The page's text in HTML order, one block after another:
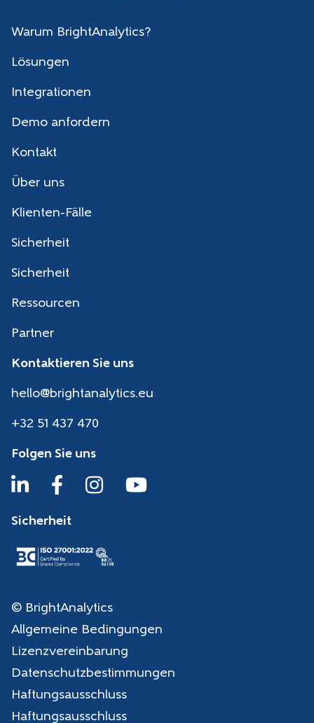
Warum BrightAnalytics?
Lösungen
Integrationen
Demo anfordern
Kontakt
Über uns
Klienten-Fälle
Sicherheit
Sicherheit
Ressourcen
Partner
Kontaktieren Sie uns
hello@brightanalytics.eu
+32 51 437 470
Folgen Sie uns
Sicherheit
© BrightAnalytics
Allgemeine Bedingungen
Lizenzvereinbarung
Datenschutzbestimmungen
Haftungsausschluss
Haftungsausschluss